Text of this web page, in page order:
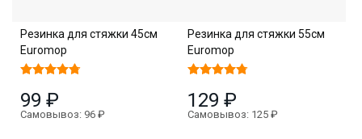
Резинка для стяжки 45см
Euromop
99 ₽
Самовывоз: 96 ₽
Резинка для стяжки 55см
Euromop
129 ₽
Самовывоз: 125 ₽